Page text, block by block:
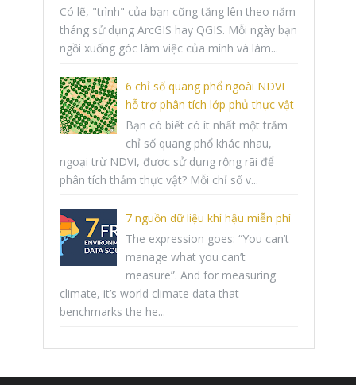
Có lẽ, "trình" của bạn cũng tăng lên theo năm
tháng sử dụng ArcGIS hay QGIS. Mỗi ngày bạn
ngồi xuống góc làm việc của mình và làm...
6 chỉ số quang phổ ngoài NDVI
hỗ trợ phân tích lớp phủ thực vật
Bạn có biết có ít nhất một trăm
chỉ số quang phổ khác nhau,
ngoại trừ NDVI, được sử dụng rộng rãi để
phân tích thảm thực vật? Mỗi chỉ số v...
7 nguồn dữ liệu khí hậu miễn phí
The expression goes: “You can’t
manage what you can’t
measure”. And for measuring
climate, it’s world climate data that
benchmarks the he...